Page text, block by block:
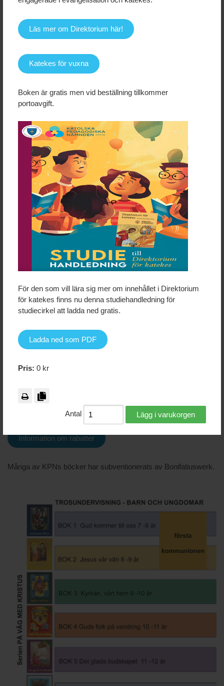
Läs mer om Direktorium här!
Katekes för vuxna
Boken är gratis men vid beställning tillkommer
portoavgift.
För den som vill lära sig mer om innehållet i Direktorium
för katekes finns nu denna studiehandledning för
studiecirkel att ladda ned gratis.
Ladda ned som PDF
Pris: 0 kr
Antal Lägg i varukorgen
KPN:s swishnummer:123 005 49 32
OBS! När du beställer böcker från oss tillkommer
Information om rabatter
Många av KPNs böcker har subventionerats av Bonifatiuswerk.